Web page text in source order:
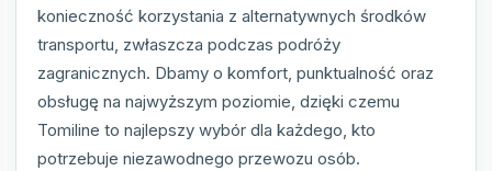
konieczność korzystania z alternatywnych środków
transportu, zwłaszcza podczas podróży
zagranicznych. Dbamy o komfort, punktualność oraz
obsługę na najwyższym poziomie, dzięki czemu
Tomiline to najlepszy wybór dla każdego, kto
potrzebuje niezawodnego przewozu osób.